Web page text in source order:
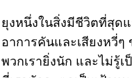
ยุงหนึ่งในสิ่งมีชีวิตที่สุด
อาการคันและเสียงหวี่
พวกเรายิ่งนัก และไม่รู้